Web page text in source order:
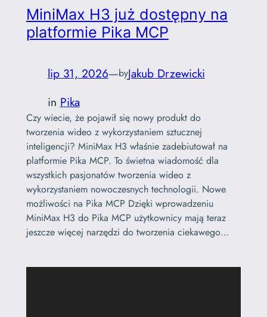
MiniMax H3 już dostępny na
platformie Pika MCP
lip 31, 2026—byJakub Drzewicki
in Pika
Czy wiecie, że pojawił się nowy produkt do
tworzenia wideo z wykorzystaniem sztucznej
inteligencji? MiniMax H3 właśnie zadebiutował na
platformie Pika MCP. To świetna wiadomość dla
wszystkich pasjonatów tworzenia wideo z
wykorzystaniem nowoczesnych technologii. Nowe
możliwości na Pika MCP Dzięki wprowadzeniu
MiniMax H3 do Pika MCP użytkownicy mają teraz
jeszcze więcej narzędzi do tworzenia ciekawego…